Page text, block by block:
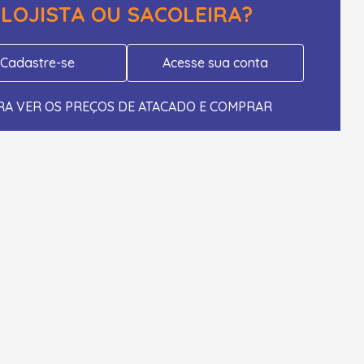
LOJISTA OU SACOLEIRA?
Cadastre-se Acesse sua conta
VER OS PREÇOS DE ATACADO E COMPRAR